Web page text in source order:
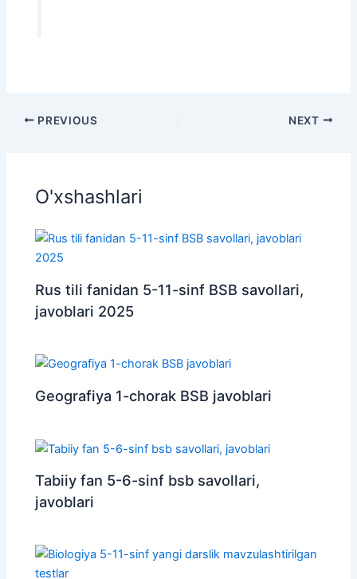
PREVIOUS NEXT
O'xshashlari
Rus tili fanidan 5-11-sinf BSB savollari,
javoblari 2025
Geografiya 1-chorak BSB javoblari
Tabiiy fan 5-6-sinf bsb savollari,
javoblari